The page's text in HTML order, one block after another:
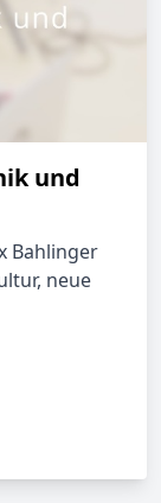
und
Bahlinger
neue